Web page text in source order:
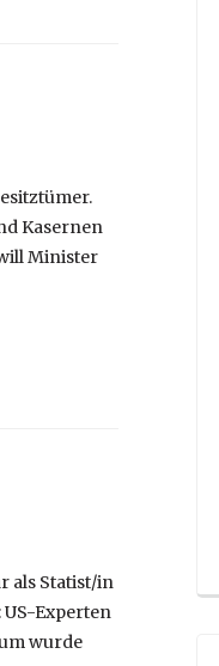
Kasernen
Minister
als Statist/in
Experten
wurde